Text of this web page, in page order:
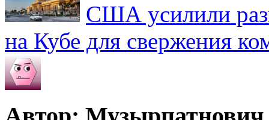
США усилили
на Кубе для свержения